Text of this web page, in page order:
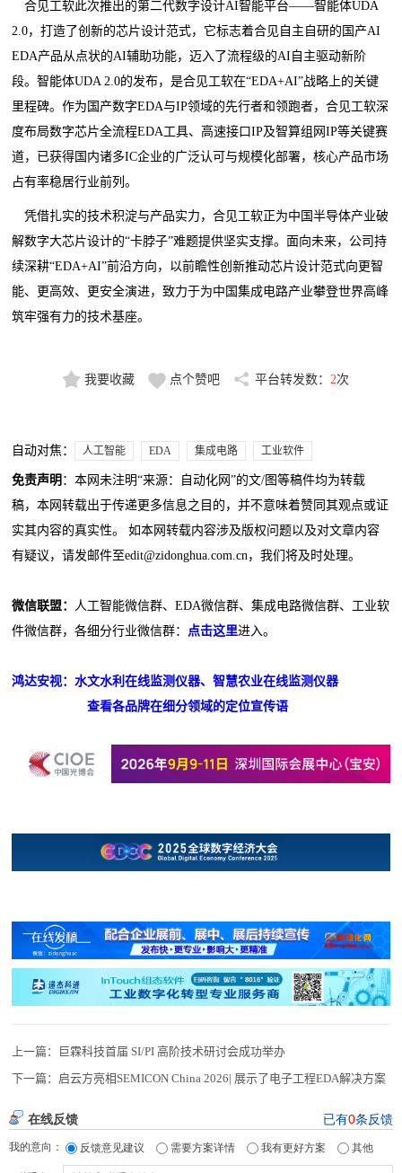
合见工软此次推出的第二代数字设计AI智能平台——智能体UDA
2.0，打造了创新的芯片设计范式，它标志着合见自主自研的国产AI
EDA产品从点状的AI辅助功能，迈入了流程级的AI自主驱动新阶
段。智能体UDA 2.0的发布，是合见工软在“EDA+AI”战略上的关键
里程碑。作为国产数字EDA与IP领域的先行者和领跑者，合见工软深
度布局数字芯片全流程EDA工具、高速接口IP及智算组网IP等关键赛
道，已获得国内诸多IC企业的广泛认可与规模化部署，核心产品市场
占有率稳居行业前列。
凭借扎实的技术积淀与产品实力，合见工软正为中国半导体产业破
解数字大芯片设计的“卡脖子”难题提供坚实支撑。面向未来，公司持
续深耕“EDA+AI”前沿方向，以前瞻性创新推动芯片设计范式向更智
能、更高效、更安全演进，致力于为中国集成电路产业攀登世界高峰
筑牢强有力的技术基座。
我要收藏 点个赞吧 平台转发数： 2次
自动对焦： 人工智能 EDA 集成电路 工业软件
免责声明 ：本网未注明“来源：自动化网”的文/图等稿件均为转载
稿，本网转载出于传递更多信息之目的，并不意味着赞同其观点或证
实其内容的真实性。 如本网转载内容涉及版权问题以及对文章内容
有疑议，请发邮件至edit@zidonghua.com.cn，我们将及时处理。
微信联盟： 人工智能微信群、EDA微信群、集成电路微信群、工业软
件微信群，各细分行业微信群： 点击这里进入。
鸿达安视：水文水利在线监测仪器、智慧农业在线监测仪器
查看各品牌在细分领域的定位宣传语
上一篇：
巨霖科技首届 SI/PI 高阶技术研讨会成功举办
下一篇： 启云方亮相SEMICON China 2026| 展示了电子工程EDA解决方案